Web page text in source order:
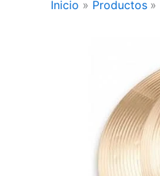
Inicio Productos